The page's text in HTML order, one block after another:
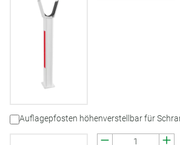
Auflagepfosten höhenverstellbar für